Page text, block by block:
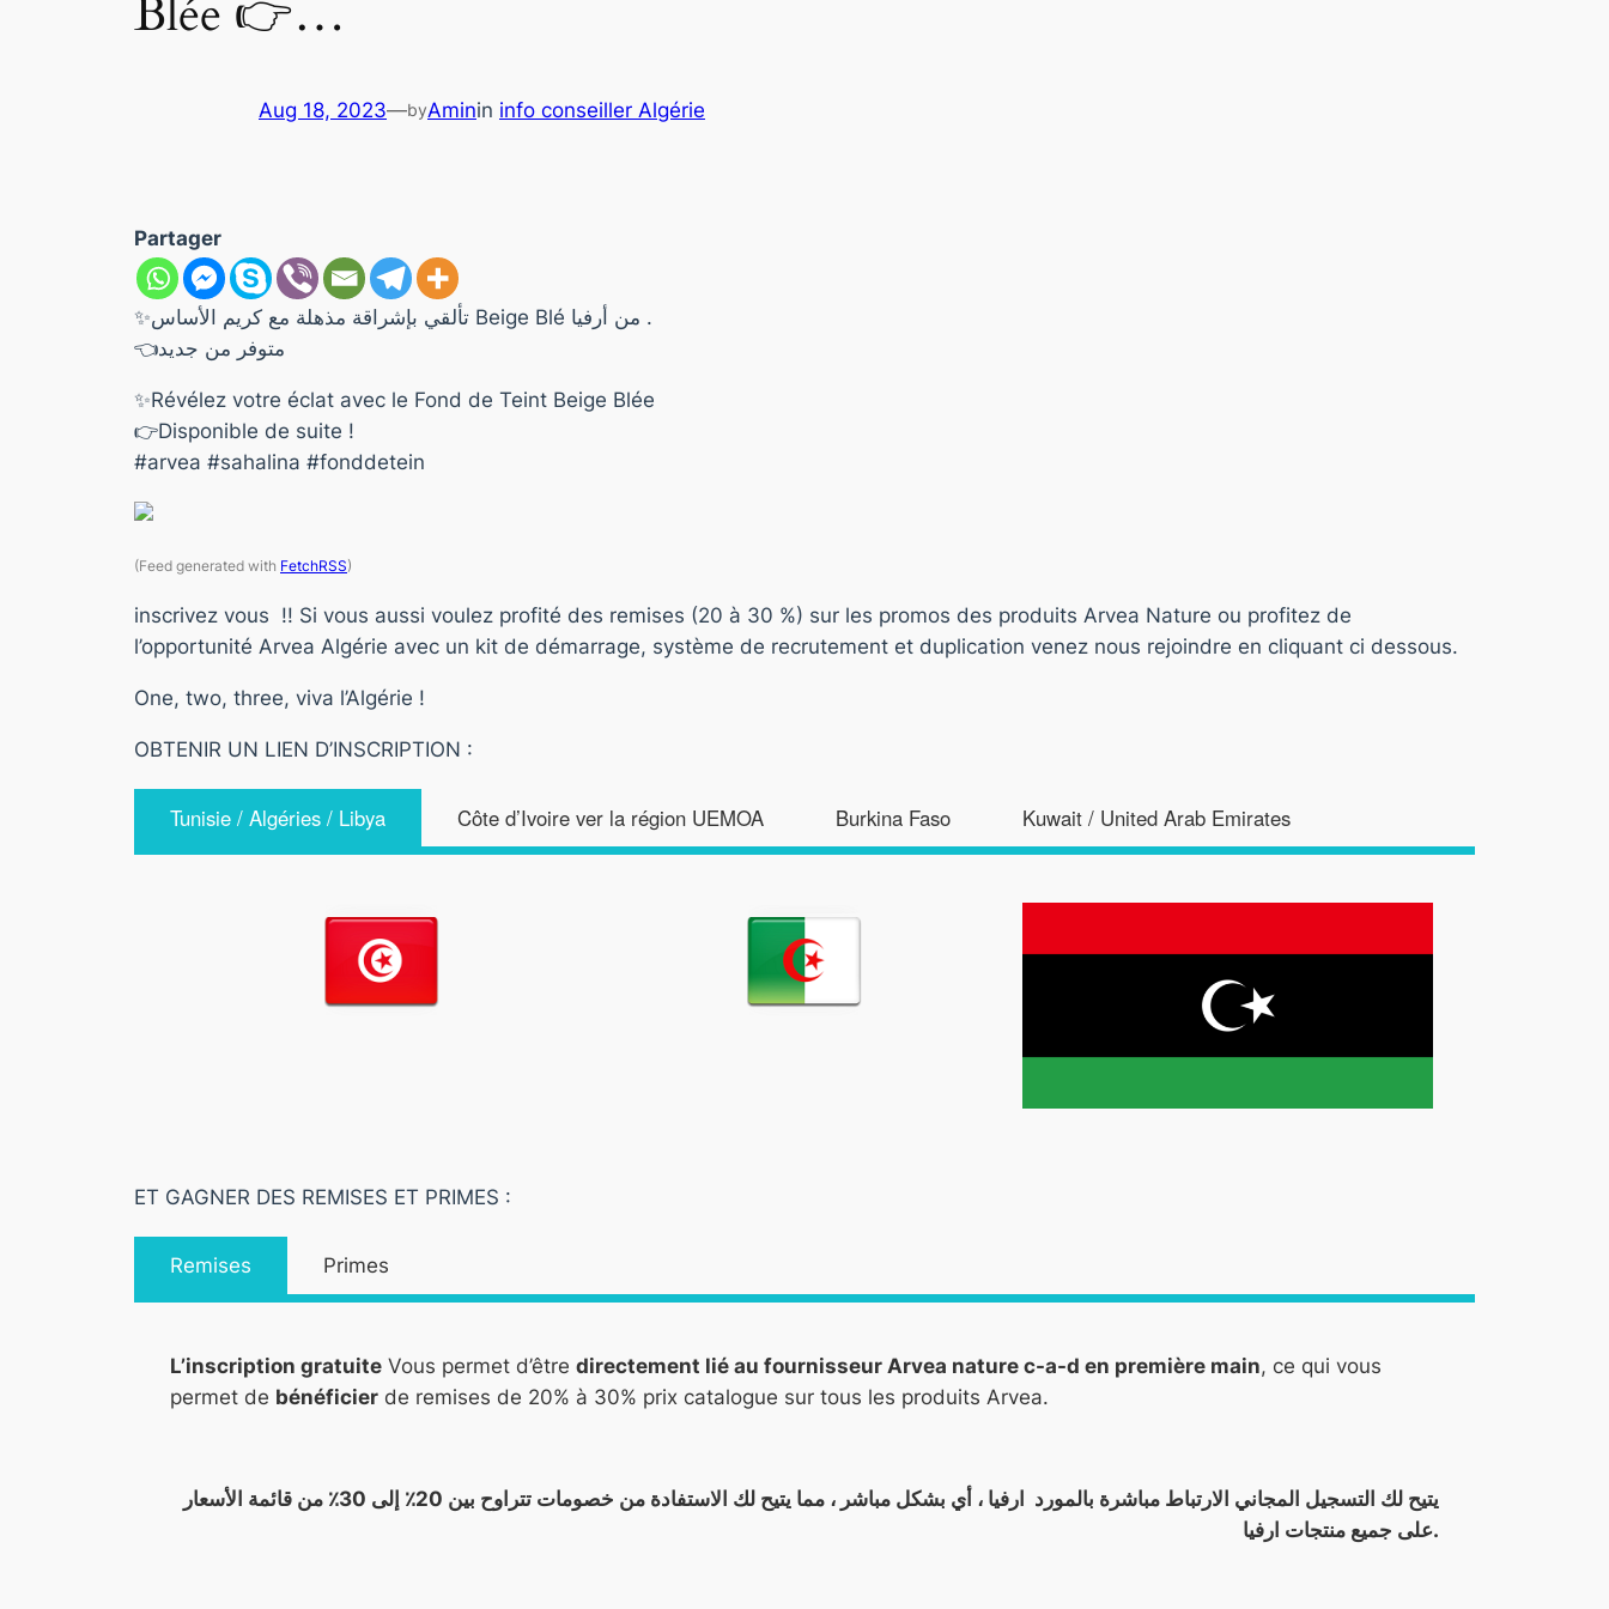
Blée 👉…
Aug 18, 2023—byAminin info conseiller Algérie
Partager
✨تألقي بإشراقة مذهلة مع كريم الأساس Beige Blé من أرفيا .
👈متوفر من جديد
✨Révélez votre éclat avec le Fond de Teint Beige Blée
👉Disponible de suite !
#arvea #sahalina #fonddetein
(Feed generated with FetchRSS)
inscrivez vous !! Si vous aussi voulez profité des remises (20 à 30 %) sur les promos des produits Arvea Nature ou profitez de
l’opportunité Arvea Algérie avec un kit de démarrage, système de recrutement et duplication venez nous rejoindre en cliquant ci dessous.
One, two, three, viva l’Algérie !
OBTENIR UN LIEN D’INSCRIPTION :
Tunisie / Algéries / Libya Côte d’Ivoire ver la région UEMOA Burkina Faso Kuwait / United Arab Emirates
ET GAGNER DES REMISES ET PRIMES :
Remises Primes
L’inscription gratuite Vous permet d’être directement lié au fournisseur Arvea nature c-a-d en première main, ce qui vous
permet de bénéficier de remises de 20% à 30% prix catalogue sur tous les produits Arvea.
يتيح لك التسجيل المجاني الارتباط مباشرة بالمورد ارفيا ، أي بشكل مباشر ، مما يتيح لك الاستفادة من خصومات تتراوح بين 20٪ إلى 30٪ من قائمة الأسعار
على جميع منتجات ارفيا.